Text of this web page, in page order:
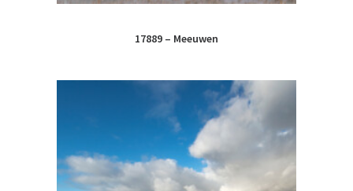
17889 – Meeuwen